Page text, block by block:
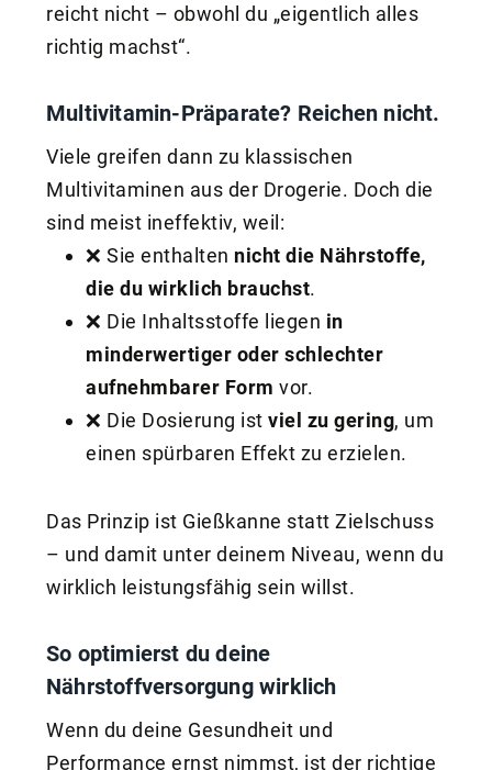
reicht nicht – obwohl du „eigentlich alles
richtig machst“.
Multivitamin-Präparate? Reichen nicht.
Viele greifen dann zu klassischen
Multivitaminen aus der Drogerie. Doch die
sind meist ineffektiv, weil:
❌ Sie enthalten nicht die Nährstoffe,
die du wirklich brauchst.
❌ Die Inhaltsstoffe liegen in
minderwertiger oder schlechter
aufnehmbarer Form vor.
❌ Die Dosierung ist viel zu gering, um
einen spürbaren Effekt zu erzielen.
Das Prinzip ist Gießkanne statt Zielschuss
– und damit unter deinem Niveau, wenn du
wirklich leistungsfähig sein willst.
So optimierst du deine
Nährstoffversorgung wirklich
Wenn du deine Gesundheit und
Performance ernst nimmst, ist der richtige